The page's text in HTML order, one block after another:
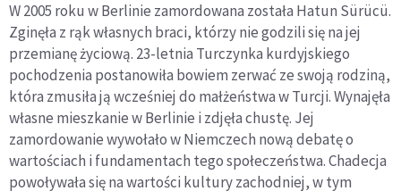
W 2005 roku w Berlinie zamordowana została Hatun Sürücü.
Zginęła z rąk własnych braci, którzy nie godzili się na jej
przemianę życiową. 23-letnia Turczynka kurdyjskiego
pochodzenia postanowiła bowiem zerwać ze swoją rodziną,
która zmusiła ją wcześniej do małżeństwa w Turcji. Wynajęła
własne mieszkanie w Berlinie i zdjęła chustę. Jej
zamordowanie wywołało w Niemczech nową debatę o
wartościach i fundamentach tego społeczeństwa. Chadecja
powoływała się na wartości kultury zachodniej, w tym